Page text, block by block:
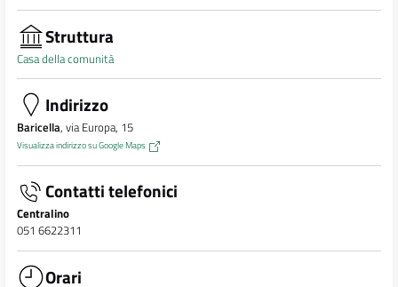
Struttura
Casa della comunità
Indirizzo
Baricella, via Europa, 15
Visualizza indirizzo su Google Maps
Contatti telefonici
Centralino
051 6622311
Orari